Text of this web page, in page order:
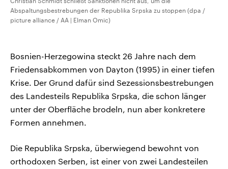
Abspaltungsbestrebungen der Republika Srpska zu stoppen (dpa /
picture alliance / AA | Elman Omic)
Bosnien-Herzegowina steckt 26 Jahre nach dem
Friedensabkommen von Dayton (1995) in einer tiefen
Krise. Der Grund dafür sind Sezessionsbestrebungen
des Landesteils Republika Srpska, die schon länger
unter der Oberfläche brodeln, nun aber konkretere
Formen annehmen.
Die Republika Srpska, überwiegend bewohnt von
orthodoxen Serben, ist einer von zwei Landesteilen